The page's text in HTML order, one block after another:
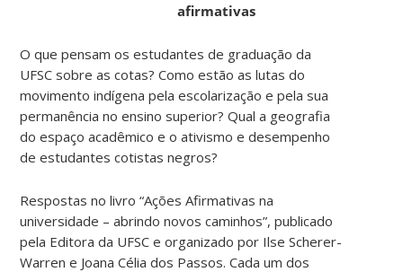
afirmativas
O que pensam os estudantes de graduação da
UFSC sobre as cotas? Como estão as lutas do
movimento indígena pela escolarização e pela sua
permanência no ensino superior? Qual a geografia
do espaço acadêmico e o ativismo e desempenho
de estudantes cotistas negros?
Respostas no livro “Ações Afirmativas na
universidade – abrindo novos caminhos”, publicado
pela Editora da UFSC e organizado por Ilse Scherer-
Warren e Joana Célia dos Passos. Cada um dos